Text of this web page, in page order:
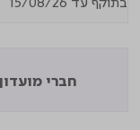
בתוקף עד 15/08/26
חברי